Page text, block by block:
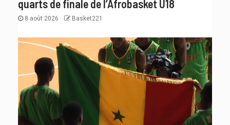
quarts de finale de l’Afrobasket U18
8 août 2026 Basket221